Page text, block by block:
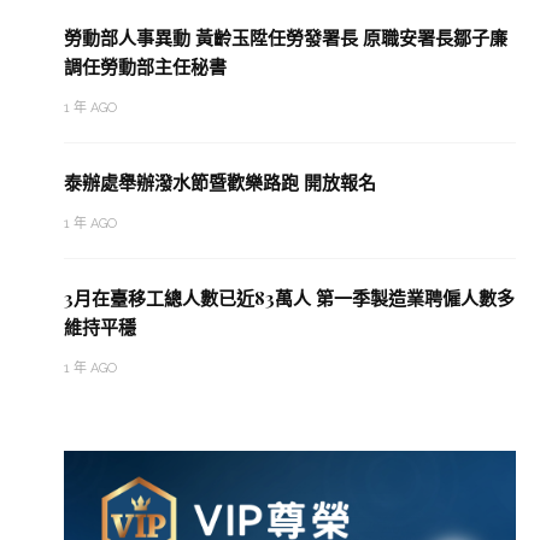
勞動部人事異動 黃齡玉陞任勞發署長 原職安署長鄒子廉
調任勞動部主任秘書
1 年 AGO
泰辦處舉辦潑水節暨歡樂路跑 開放報名
1 年 AGO
3月在臺移工總人數已近83萬人 第一季製造業聘僱人數多
維持平穩
1 年 AGO